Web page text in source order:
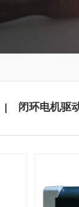
闭环电机驱